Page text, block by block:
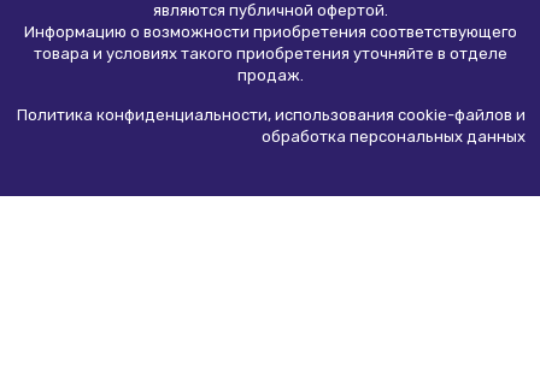
являются публичной офертой.
Информацию о возможности приобретения соответствующего
товара и условиях такого приобретения уточняйте в отделе
продаж.
Политика конфиденциальности, использования сookie-файлов и
обработка персональных данных